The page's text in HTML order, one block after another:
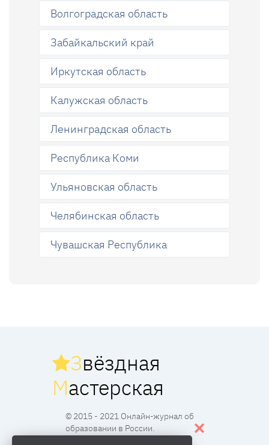
Волгоградская область
Забайкальский край
Иркутская область
Калужская область
Ленинградская область
Республика Коми
Ульяновская область
Челябинская область
Чувашская Республика
Звёздная
Мастерская
© 2015 - 2021 Онлайн-журнал об
образовании в России.